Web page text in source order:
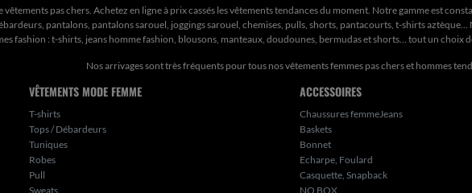
pas chers. Achetez en ligne à prix cassés les vêtements tendances du moment. Notre gamme est
pantalons, pantalons sarouel, joggings sarouel, chemises, pulls, shorts, pantacourts, t-shirts
fashion : t-shirts, jeans homme fashion, blousons, manteaux, doudounes, bermudas et shorts… tout un choix
Nos arrivages sont très fréquents pour tous nosvêtements femmes pas cherset hommes
VÊTEMENTS MODE FEMME
T-shirts
Tops / Débardeurs
Tuniques
Robes
Pull
Sweats
ACCESSOIRES
Chaussures femmeJeans
Baskets
Bonnet
Echarpe, Foulard
Casquette, Snapback
NO BOX